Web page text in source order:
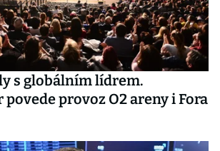
s globálním lídrem.
provoz O2 areny i Fora